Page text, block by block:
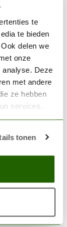
te
te bieden
delen we
onze
analyse. Deze
met andere
ze hebben
services.
tonen